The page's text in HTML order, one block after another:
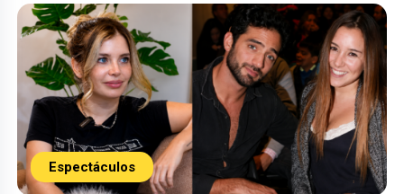
Espectáculos